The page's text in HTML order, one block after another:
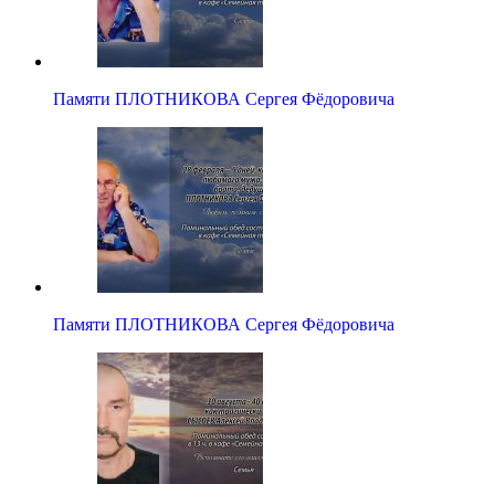
Памяти ПЛОТНИКОВА Сергея Фёдоровича
Памяти ПЛОТНИКОВА Сергея Фёдоровича